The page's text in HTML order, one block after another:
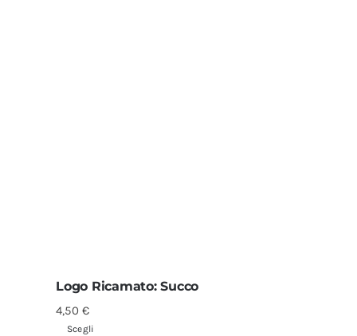
Logo Ricamato: Succo
4,50€
Scegli